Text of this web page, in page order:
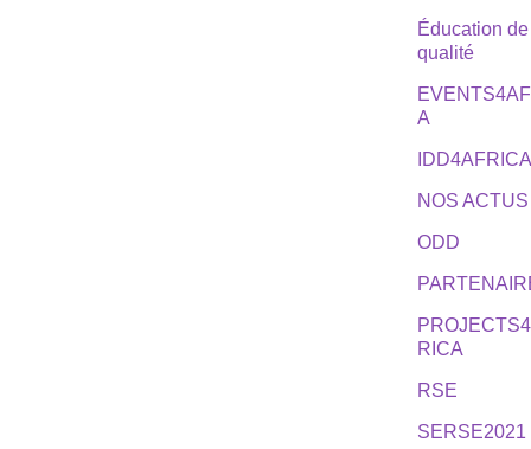
Éducation de
qualité
A
NOS ACTUS
ODD
RICA
RSE
SERSE2021